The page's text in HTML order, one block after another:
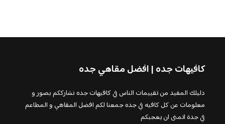
كافيهات جده | افضل مقاهي جده
دليلك المفيد من تقييمات الناس في كافيهات جده نشارككم بصور و
معلومات عن كل كافيه في جده جمعنا لكم افضل المقاهي و المطاعم
في جدة اتمنى ان يعجبكم